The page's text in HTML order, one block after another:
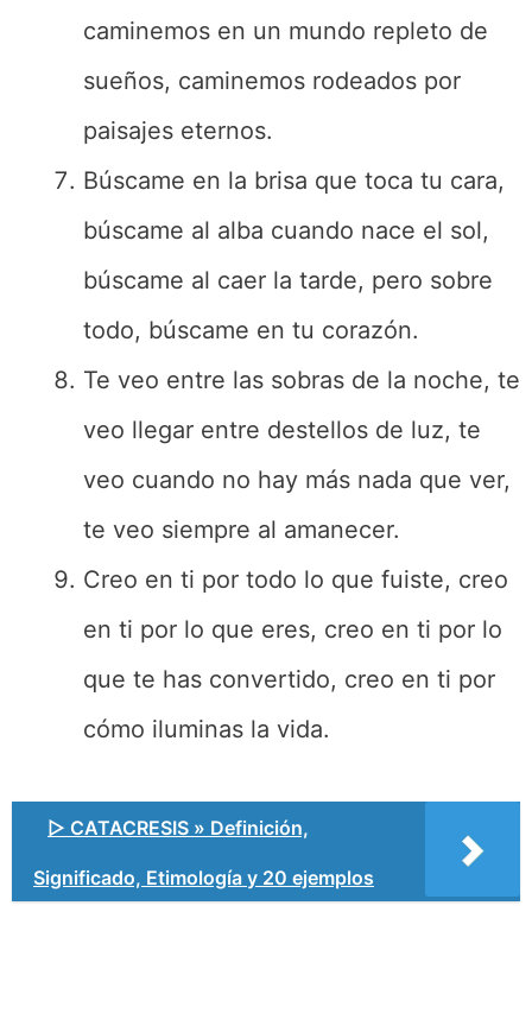
caminemos en un mundo repleto de
sueños, caminemos rodeados por
paisajes eternos.
Búscame en la brisa que toca tu cara,
búscame al alba cuando nace el sol,
búscame al caer la tarde, pero sobre
todo, búscame en tu corazón.
Te veo entre las sobras de la noche, te
veo llegar entre destellos de luz, te
veo cuando no hay más nada que ver,
te veo siempre al amanecer.
Creo en ti por todo lo que fuiste, creo
en ti por lo que eres, creo en ti por lo
que te has convertido, creo en ti por
cómo iluminas la vida.
▷ CATACRESIS » Definición,
Significado, Etimología y 20 ejemplos